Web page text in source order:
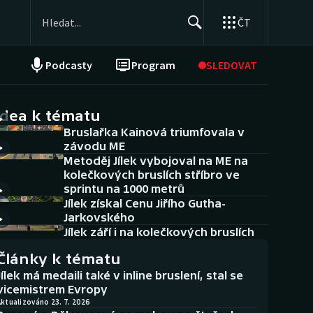
ČT
Podcasty Program SLEDOVAT
NEPŘEHLÉDNĚTE
Historické návraty
Aplikace ČT sport
AZ kvíz
k tématu
Bruslařka Kainová triumfovala v
závodu ME
Metoděj Jílek vybojoval na ME na
kolečkových bruslích stříbro ve
sprintu na 1000 metrů
Jílek získal Cenu Jiřího Gutha-
Jarkovského
Jílek září i na kolečkových bruslích
k tématu
má medaili také v inline bruslení, stal se
Evropy
23. 7. 2026